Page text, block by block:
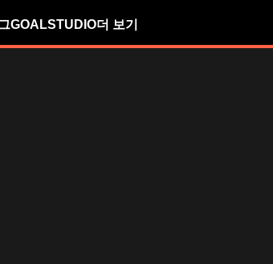
GOALSTUDIO더 보기